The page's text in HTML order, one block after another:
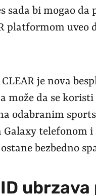
sada bi mogao
platformom
je nova
može da se
odabranim
telefonom
bezbedno